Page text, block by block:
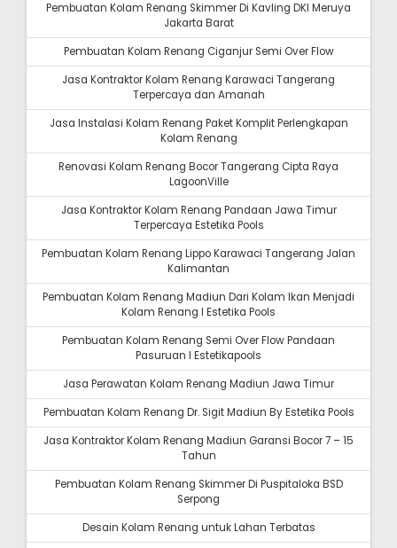
Pembuatan Kolam Renang Skimmer Di Kavling DKI Meruya
Jakarta Barat
Pembuatan Kolam Renang Ciganjur Semi Over Flow
Jasa Kontraktor Kolam Renang Karawaci Tangerang
Terpercaya dan Amanah
Jasa Instalasi Kolam Renang Paket Komplit Perlengkapan
Kolam Renang
Renovasi Kolam Renang Bocor Tangerang Cipta Raya
LagoonVille
Jasa Kontraktor Kolam Renang Pandaan Jawa Timur
Terpercaya Estetika Pools
Pembuatan Kolam Renang Lippo Karawaci Tangerang Jalan
Kalimantan
Pembuatan Kolam Renang Madiun Dari Kolam Ikan Menjadi
Kolam Renang I Estetika Pools
Pembuatan Kolam Renang Semi Over Flow Pandaan
Pasuruan I Estetikapools
Jasa Perawatan Kolam Renang Madiun Jawa Timur
Pembuatan Kolam Renang Dr. Sigit Madiun By Estetika Pools
Jasa Kontraktor Kolam Renang Madiun Garansi Bocor 7 – 15
Tahun
Pembuatan Kolam Renang Skimmer Di Puspitaloka BSD
Serpong
Desain Kolam Renang untuk Lahan Terbatas